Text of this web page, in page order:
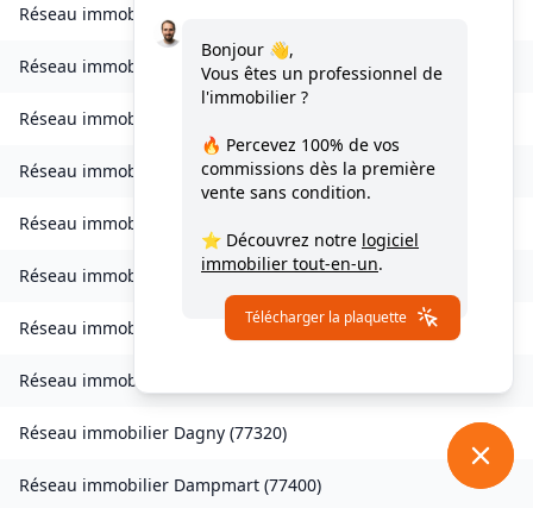
Réseau immobilier
Réseau immobilier Chessy( 77700)
Réseau immobilier
Réseau immobilier Compans(77290 )
Réseau immobilier
Réseau immobilier Coupvray(77700)
Réseau immobilier Courchamp(77560
Réseau immobilier
Réseau immobilier Dagny (77320)
Réseau immobilier Dampmart (77400)
Bonjour 👋,
Vous êtes un professionnel de
l'immobilier ?
🔥 Percevez 100% de vos
commissions dès la première
vente sans condition.
⭐ Découvrez notre logiciel
immobilier tout-en-un.
Télécharger la plaquette